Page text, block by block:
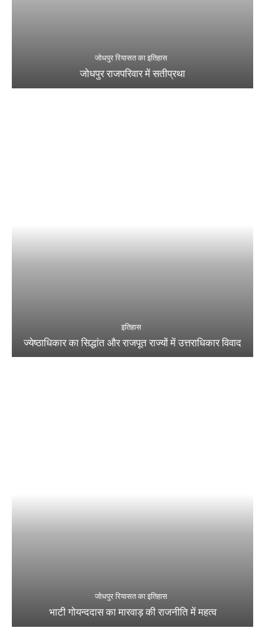
जोधपुर रियासत का इतिहास
जोधपुर राजपरिवार में सतीप्रथा
इतिहास
ज्येष्ठाधिकार का सिद्धांत और राजपूत राज्यों में उत्तराधिकार विवाद
जोधपुर रियासत का इतिहास
भाटी गोयन्ददास का मारवाड़ की राजनीति में महत्व